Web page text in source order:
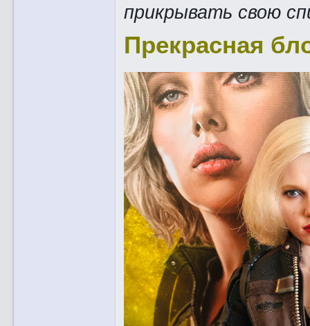
прикрывать свою
Прекрасная